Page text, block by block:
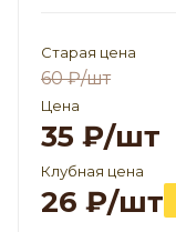
Старая цена
60₽/шт
Цена
35 ₽/шт
Клубная цена
26 ₽/шт